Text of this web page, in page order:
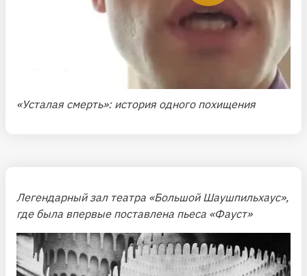
«Усталая смерть»: история одного похищения
Легендарный зал театра «Большой Шаушпильхаус»,
где была впервые поставлена пьеса «Фауст»